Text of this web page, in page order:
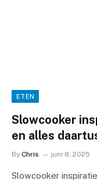
ETEN
Slowcooker
en alles
By Chris juni 8, 2025
Slowcooker